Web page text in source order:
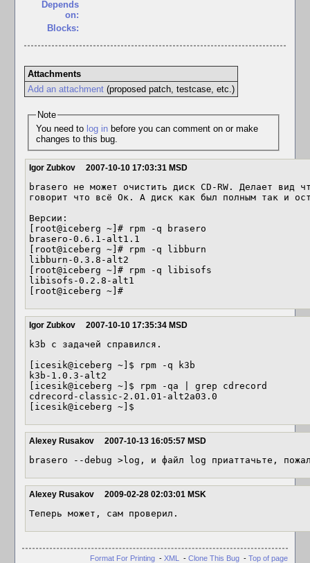
Depends
on:
Blocks:
Attachments
Add an attachment(proposed patch, testcase, etc.)
Note
You need to log inbefore you can comment on or make
changes to this bug.
Igor Zubkov 2007-10-10 17:03:31 MSD
brasero не может очистить диск CD-RW. Делает вид
говорит что всё Ок. А диск как был полным так и
Версии:
[root@iceberg ~]# rpm -q brasero
brasero-0.6.1-alt1.1
[root@iceberg ~]# rpm -q libburn
libburn-0.3.8-alt2
[root@iceberg ~]# rpm -q libisofs
libisofs-0.2.8-alt1
[root@iceberg ~]#
Igor Zubkov 2007-10-10 17:35:34 MSD
k3b с задачей справился.
[icesik@iceberg ~]$ rpm -q k3b
k3b-1.0.3-alt2
[icesik@iceberg ~]$ rpm -qa | grep cdrecord
cdrecord-classic-2.01.01-alt2a03.0
Alexey Rusakov 2007-10-13 16:05:57 MSD
brasero --debug >log, и файл log приаттачьте,
Alexey Rusakov 2009-02-28 02:03:01 MSK
Теперь может, сам проверил.
Format For Printing - XML - Clone This Bug - Top of page